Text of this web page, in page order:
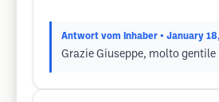
Antwort vom Inhaber • January
Grazie Giuseppe, molto gentile